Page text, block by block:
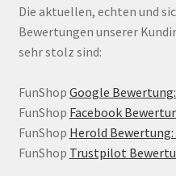
Die aktuellen, echten und
Bewertungen unserer
sehr stolz sind:
FunShop Google
FunShop Facebook
FunShop Herold Bewertung:
FunShop Trustpilot